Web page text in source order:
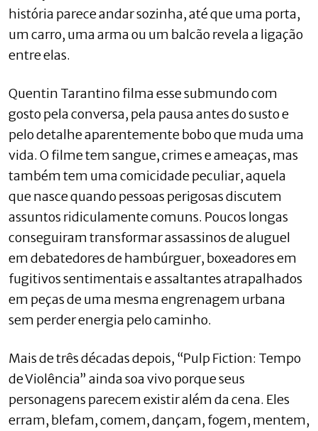
história parece andar sozinha, até que uma porta,
um carro, uma arma ou um balcão revela a ligação
entre elas.
Quentin Tarantino filma esse submundo com
gosto pela conversa, pela pausa antes do susto e
pelo detalhe aparentemente bobo que muda uma
vida. O filme tem sangue, crimes e ameaças, mas
também tem uma comicidade peculiar, aquela
que nasce quando pessoas perigosas discutem
assuntos ridiculamente comuns. Poucos longas
conseguiram transformar assassinos de aluguel
em debatedores de hambúrguer, boxeadores em
fugitivos sentimentais e assaltantes atrapalhados
em peças de uma mesma engrenagem urbana
sem perder energia pelo caminho.
Mais de três décadas depois, “Pulp Fiction: Tempo
de Violência” ainda soa vivo porque seus
personagens parecem existir além da cena. Eles
erram, blefam, comem, dançam, fogem, mentem,